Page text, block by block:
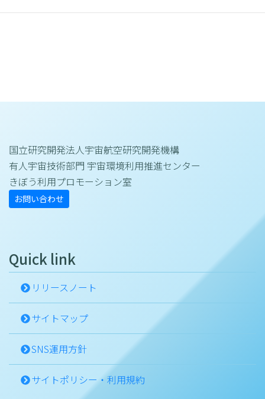
国立研究開発法人宇宙航空研究開発機構
有人宇宙技術部門 宇宙環境利用推進センター
きぼう利用プロモーション室
お問い合わせ
Quick link
リリースノート
サイトマップ
SNS運用方針
サイトポリシー・利用規約